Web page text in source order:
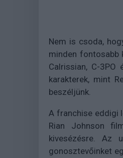
Nem is csoda,
minden fontosabb
Calrissian, C-
karakterek, mint
beszéljünk.
A franchise eddigi
Rian Johnson
kivesézésre. Az
gonosztevőinket